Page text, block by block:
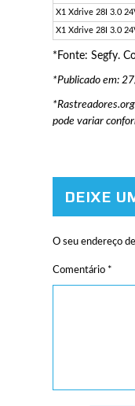
X1 Xdrive 28I 3.0
X1 Xdrive 28I 3.0
*Fonte: Segfy.
*Publicado em:
pode variar
DEIXE
O seu endereço
Comentário *